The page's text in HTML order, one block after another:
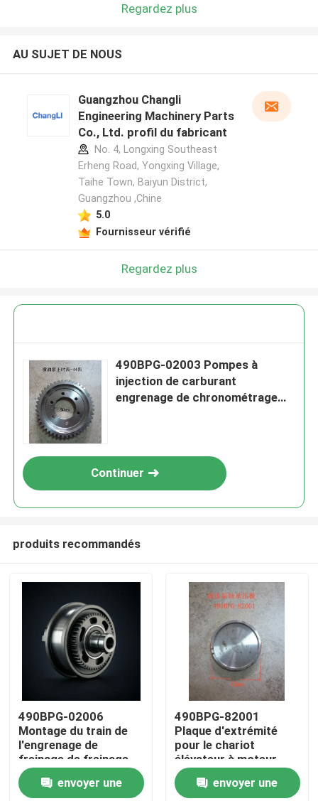
Produits
Vidéos
Regardez plus
AU SUJET DE NOUS
Guangzhou Changli
Engineering Machinery Parts
Co., Ltd. profil du fabricant
No. 4, Longxing Southeast
Erheng Road, Yongxing Village,
Taihe Town, Baiyun District,
Guangzhou ,Chine
5.0
Fournisseur vérifié
Regardez plus
490BPG-02003 Pompes à
injection de carburant
engrenage de chronométrage
Continuer
produits recommandés
490BPG-02006
Montage du train de
l'engrenage de
freinage de freinage
de l'arbre à cames du
train de freinage
envoyer une
490BPG-82001
Plaque d'extrémité
pour le chariot
élévateur à moteur
diesel 4D29G31
Xinchang A490bpg
envoyer une